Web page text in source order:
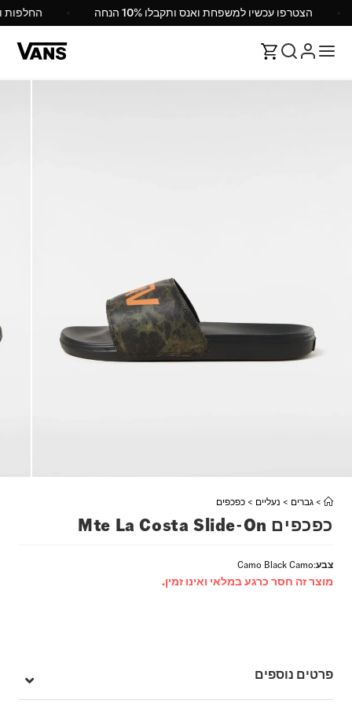
הצטרפו עכשיו למשפחת ואנס ותקבלו 10% הנחה
> גברים > נעליים > כפכפים
כפכפים Mte La Costa Slide-On
צבע:
Camo Black Camo
מוצר זה חסר כרגע במלאי ואינו זמין.
פרטים נוספים